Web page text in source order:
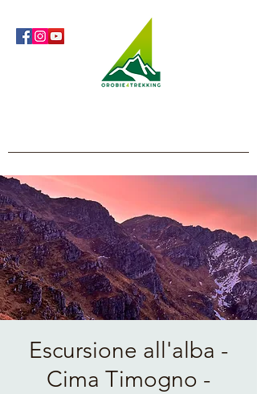
Escursione all'alba -
Cima Timogno -